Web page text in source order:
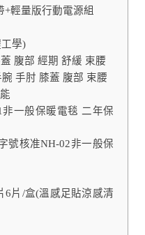
+輕量版行動電源組
學)
腹部 經期 舒緩 束腰
手肘 膝蓋 腹部 束腰
非一般保暖電毯 二年保
號核准NH-02非一般保
6片/盒(溫感足貼涼感清